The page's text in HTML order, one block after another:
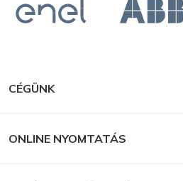
CÉGÜNK
ONLINE NYOMTATÁS